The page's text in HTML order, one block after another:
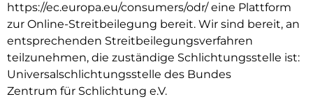
https://ec.europa.eu/consumers/odr/ eine Plattform
zur Online-Streitbeilegung bereit. Wir sind bereit, an
entsprechenden Streitbeilegungsverfahren
teilzunehmen, die zuständige Schlichtungsstelle ist:
Universalschlichtungsstelle des Bundes
Zentrum für Schlichtung e.V.